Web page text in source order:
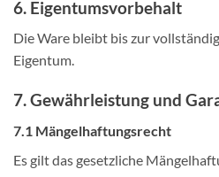
6. Eigentumsvorbehalt​​​​​​​
Die Ware bleibt bis zur
Eigentum.
7. Gewährleistung und
7.1 Mängelhaftungsrecht
Es gilt das gesetzliche